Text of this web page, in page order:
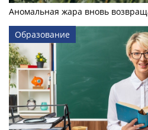
Аномальная жара вновь
Образование